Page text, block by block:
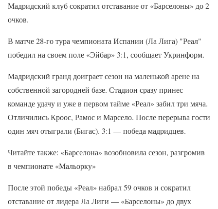
Мадридский клуб сократил отставание от «Барселоны» до 2
очков.
В матче 28-го тура чемпионата Испании (Ла Лига) "Реал"
победил на своем поле «Эйбар» 3:1, сообщает Укринформ.
Мадридский гранд доиграет сезон на маленькой арене на
собственной загородней базе. Стадион сразу принес
команде удачу и уже в первом тайме «Реал» забил три мяча.
Отличились Кроос, Рамос и Марсело. После перерыва гости
один мяч отыграли (Бигас). 3:1 — победа мадридцев.
Читайте также: «Барселона» возобновила сезон, разгромив
в чемпионате «Мальорку»
После этой победы «Реал» набрал 59 очков и сократил
отставание от лидера Ла Лиги — «Барселоны» до двух